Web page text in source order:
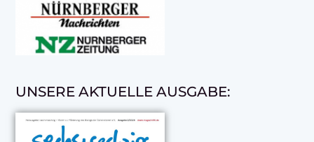
UNSERE AKTUELLE AUSGABE: